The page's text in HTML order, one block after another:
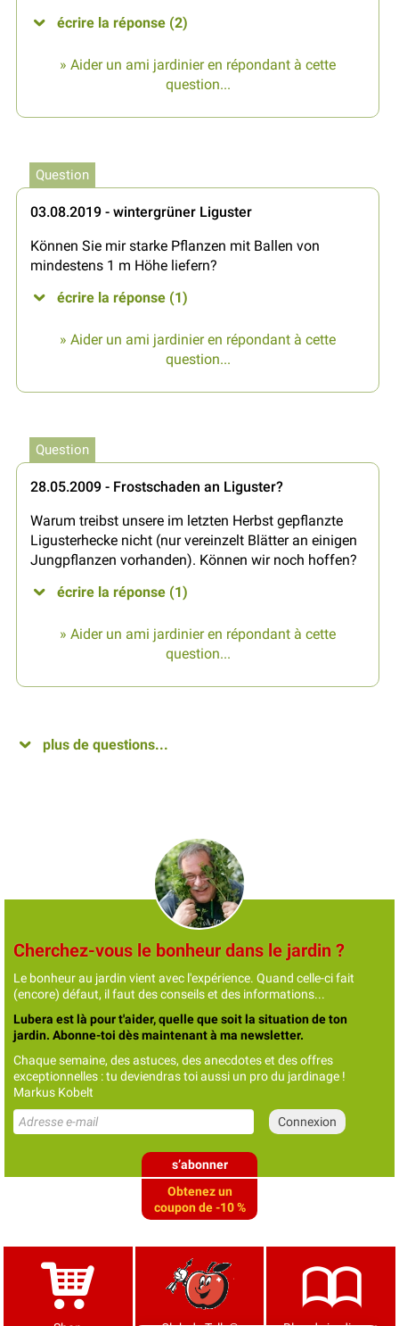
écrire la réponse (2)
» Aider un ami jardinier en répondant à cette
question...
Question
03.08.2019 - wintergrüner Liguster
Können Sie mir starke Pflanzen mit Ballen von
mindestens 1 m Höhe liefern?
écrire la réponse (1)
» Aider un ami jardinier en répondant à cette
question...
Question
28.05.2009 - Frostschaden an Liguster?
Warum treibst unsere im letzten Herbst gepflanzte
Ligusterhecke nicht (nur vereinzelt Blätter an einigen
Jungpflanzen vorhanden). Können wir noch hoffen?
écrire la réponse (1)
» Aider un ami jardinier en répondant à cette
question...
plus de questions...
Cherchez-vous le bonheur dans le jardin ?
Le bonheur au jardin vient avec l'expérience. Quand celle-ci fait
(encore) défaut, il faut des conseils et des informations...
Lubera est là pour t'aider, quelle que soit la situation de ton
jardin. Abonne-toi dès maintenant à ma newsletter.
Chaque semaine, des astuces, des anecdotes et des offres
exceptionnelles : tu deviendras toi aussi un pro du jardinage !
Markus Kobelt
s’abonner
Obtenez un
coupon de -10 %